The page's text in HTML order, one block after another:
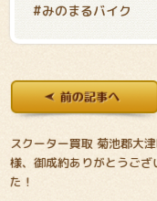
#みのまるバイク
スクーター買取 菊池郡大
様、御成約ありがとうござ
た！